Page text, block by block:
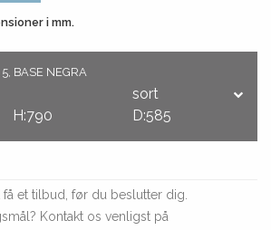
i mm.
BASE NEGRA
sort
H:790 D:585
få et tilbud, før du beslutter dig.
Kontakt os venligst på